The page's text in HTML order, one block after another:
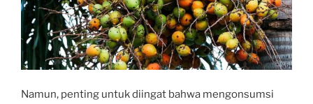
Namun, penting untuk diingat bahwa mengonsumsi